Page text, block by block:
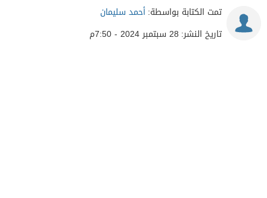
تمت الكتابة بواسطة:أحمد سليمان
تاريخ النشر: 28 سبتمبر 2024 - 7:50م